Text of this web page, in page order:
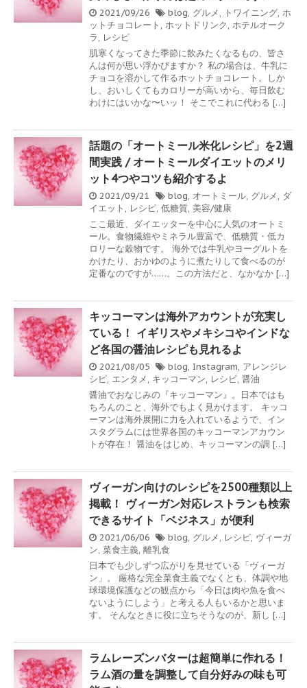
2021/09/26 blog, グルメ, トワイニング, ホ
ットチョコレート , ホットドリンク, ホテルオーク
ラ, レシピ
肌寒くなってきた季節に飲みたくなるもの、皆さ
んは何が思い浮かびますか？ 私の場合は、牛乳に
チョコを溶かして作るホットチョコレート。しか
し、おいしくてもカロリーが高いから、毎日飲む
わけにはいかな〜いッ！ そこでこれに代わる […]
話題の「オートミール米化レシピ」を2週
間実践 / オートミールダイエットのメリ
ット4つやコツも紹介するよ
2021/09/21 blog, オートミール, グルメ, ダ
イエット , レシピ, 低糖質, 美容/健康
ここ最近、ダイエッターを中心に人気のオートミ
ール。食物繊維やミネラル豊富で、低糖質・低カ
ロリーな穀物です。 海外では牛乳やヨーグルトを
かけたり、おかゆのように煮たりして食べるのが
定番なのですが……。この方法だと、なかなか […]
キッコーマンは海外アカウントが充実し
ている！ イギリスやメキシコやインドな
ど各国の醤油レシピも見れるよ
2021/08/05 blog, Instagram, アレンジレ
シピ, エンタメ, キッコーマン, レシピ, 醤油
醤油でおなじみの『キッコーマン』。日本ではも
ちろんのこと、海外でもよく見かけます。 キッコ
ーマンは海外展開に力を入れているようで、イン
スタグラムには世界各国のキッコーマンアカウン
トが存在！ 醤油をはじめ、キッコーマンの調 […]
ヴィーガン向けのレシピを2500種類以上
掲載！ ヴィーガン対応レストランも検索
できるサイト「ベジネス」が便利
2021/06/06 blog, グルメ, レシピ, ヴィーガ
ン, 菜食主義, 離乳食
日本でも少しずつ広がりを見せている「ヴィーガ
ン」。 厳格な完全菜食主義でなくとも、体調や地
球環境保護などの観点から「今日は肉や魚を食べ
ないようにしよう」と考える人もいるかと思いま
す。 そんなときに役に立ちそうなのが、新し […]
ラムレーズンバターは超簡単に作れる！
ラム酒の量を調整して自分好みの味も可